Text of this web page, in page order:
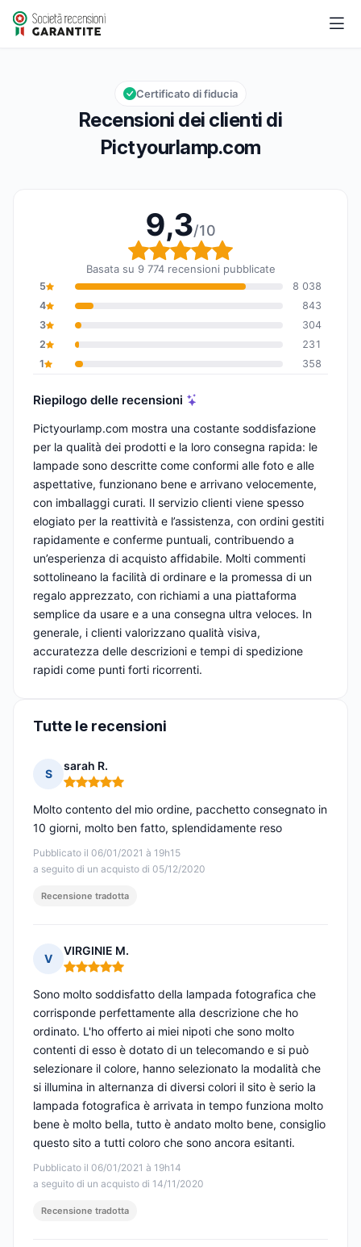
Pictyourlamp.com
Valutazione globale: 9,3 su 10
9,3/10
Recensioni dei clienti di
Pictyourlamp.com
Certificato di fiducia
9,3/10
Valutazione globale:
Basata su 9 774 recensioni pubblicate
5
8 038
4
843
3
304
2
231
1
358
Riepilogo delle recensioni
Pictyourlamp.com mostra una costante soddisfazione
per la qualità dei prodotti e la loro consegna rapida: le
lampade sono descritte come conformi alle foto e alle
aspettative, funzionano bene e arrivano velocemente,
con imballaggi curati. Il servizio clienti viene spesso
elogiato per la reattività e l’assistenza, con ordini gestiti
rapidamente e conferme puntuali, contribuendo a
un’esperienza di acquisto affidabile. Molti commenti
sottolineano la facilità di ordinare e la promessa di un
regalo apprezzato, con richiami a una piattaforma
semplice da usare e a una consegna ultra veloces. In
generale, i clienti valorizzano qualità visiva,
accuratezza delle descrizioni e tempi di spedizione
rapidi come punti forti ricorrenti.
Tutte le recensioni
S
sarah R.
Nota: 5 su 5
Pubblicato il 06/01/2021 à 19h15
a seguito di un acquisto di 05/12/2020
Molto contento del mio ordine, pacchetto consegnato in
10 giorni, molto ben fatto, splendidamente reso
Recensione tradotta
V
VIRGINIE M.
Nota: 5 su 5
Pubblicato il 06/01/2021 à 19h14
a seguito di un acquisto di 14/11/2020
Sono molto soddisfatto della lampada fotografica che
corrisponde perfettamente alla descrizione che ho
ordinato. L'ho offerto ai miei nipoti che sono molto
contenti di esso è dotato di un telecomando e si può
selezionare il colore, hanno selezionato la modalità che
si illumina in alternanza di diversi colori il sito è serio la
lampada fotografica è arrivata in tempo funziona molto
bene è molto bella, tutto è andato molto bene, consiglio
questo sito a tutti coloro che sono ancora esitanti.
Recensione tradotta